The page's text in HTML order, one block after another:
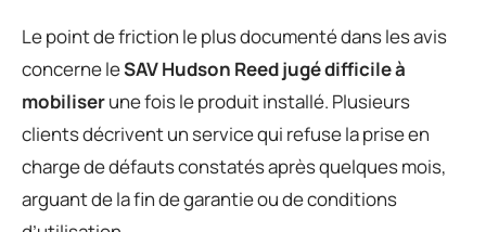
Le point de friction le plus documenté dans les avis
concerne leSAV Hudson Reed jugé difficile à
mobiliserune fois le produit installé. Plusieurs
clients décrivent un service qui refuse la prise en
charge de défauts constatés après quelques mois,
arguant de la fin de garantie ou de conditions